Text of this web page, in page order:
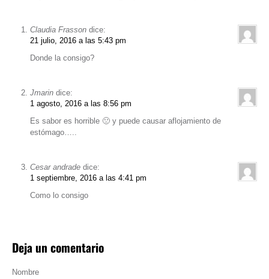
Claudia Frasson dice:
21 julio, 2016 a las 5:43 pm
Donde la consigo?
Jmarin dice:
1 agosto, 2016 a las 8:56 pm
Es sabor es horrible 🙁 y puede causar aflojamiento de
estómago…..
Cesar andrade dice:
1 septiembre, 2016 a las 4:41 pm
Como lo consigo
Deja un comentario
Nombre